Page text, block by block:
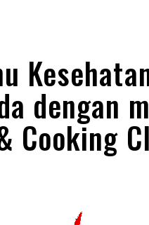
dengan
Cooking